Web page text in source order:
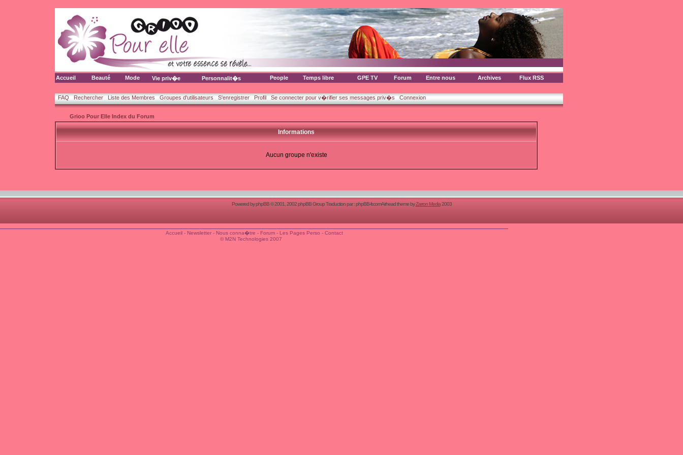
Accueil Beauté Mode Vie priv�e Personnalit�s People Temps libre GPE TV Forum Entre nous Archives Flux RSS
FAQ Rechercher Liste des Membres Groupes d'utilisateurs S'enregistrer Profil Se connecter pour v�rifier ses messages priv�s Connexion
Grioo Pour Elle Index du Forum
Informations
Aucun groupe n'existe
Powered byphpBB© 2001, 2002 phpBB Group Traduction par :phpBB-fr.comAirhead theme byZarron Media2003
Accueil- Newsletter- Nous conna�tre - Forum- Les Pages Perso - Contact
© M2N Technologies 2007